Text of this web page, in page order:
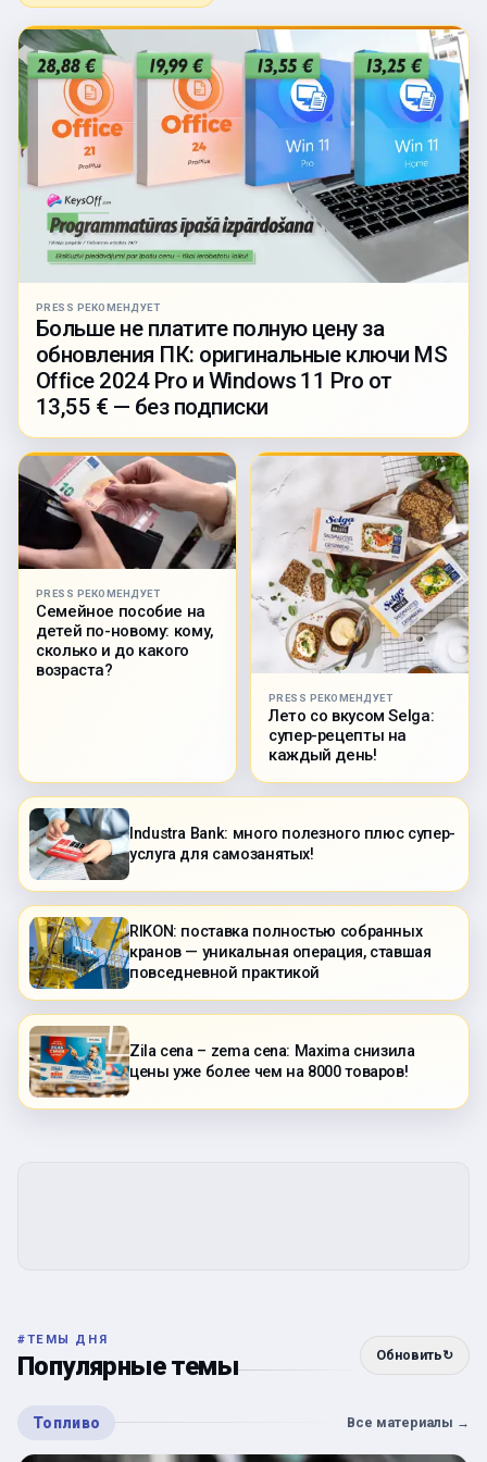
PRESS РЕКОМЕНДУЕТ
Больше не платите полную цену за
обновления ПК: оригинальные ключи MS
Office 2024 Pro и Windows 11 Pro от
13,55 € — без подписки
PRESS РЕКОМЕНДУЕТ
Семейное пособие на
детей по-новому: кому,
сколько и до какого
возраста?
PRESS РЕКОМЕНДУЕТ
Лето со вкусом Selga:
супер-рецепты на
каждый день!
Industra Bank: много полезного плюс супер-
услуга для самозанятых!
RIKON: поставка полностью собранных
кранов — уникальная операция, ставшая
повседневной практикой
Zila cena – zema cena: Maxima снизила
цены уже более чем на 8000 товаров!
#ТЕМЫ ДНЯ
Популярные темы Обновить↻
Топливо Все материалы →